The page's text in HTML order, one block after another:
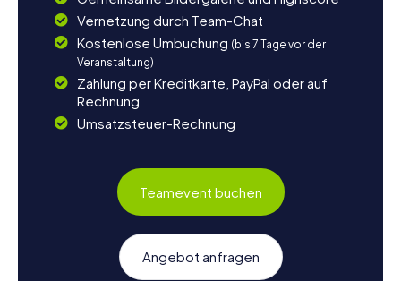
Vernetzung durch Team-Chat
Kostenlose Umbuchung (bis 7 Tage vor der
Veranstaltung)
Zahlung per Kreditkarte, PayPal oder auf
Rechnung
Umsatzsteuer-Rechnung
Teamevent buchen
Angebot anfragen